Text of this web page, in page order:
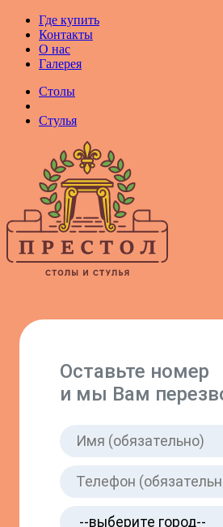
Где купить
Контакты
О нас
Галерея
Столы
Стулья
Оставьте номер
и мы Вам